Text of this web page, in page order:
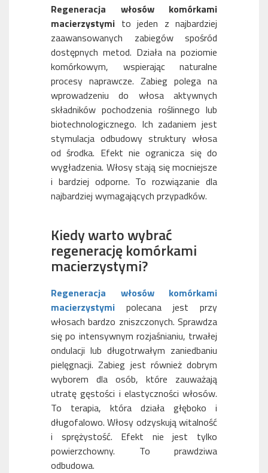
Regeneracja włosów komórkami
macierzystymi to jeden z najbardziej
zaawansowanych zabiegów spośród
dostępnych metod. Działa na poziomie
komórkowym, wspierając naturalne
procesy naprawcze. Zabieg polega na
wprowadzeniu do włosa aktywnych
składników pochodzenia roślinnego lub
biotechnologicznego. Ich zadaniem jest
stymulacja odbudowy struktury włosa
od środka. Efekt nie ogranicza się do
wygładzenia. Włosy stają się mocniejsze
i bardziej odporne. To rozwiązanie dla
najbardziej wymagających przypadków.
Kiedy warto wybrać
regenerację komórkami
macierzystymi?
Regeneracja włosów komórkami
macierzystymi polecana jest przy
włosach bardzo zniszczonych. Sprawdza
się po intensywnym rozjaśnianiu, trwałej
ondulacji lub długotrwałym zaniedbaniu
pielęgnacji. Zabieg jest również dobrym
wyborem dla osób, które zauważają
utratę gęstości i elastyczności włosów.
To terapia, która działa głęboko i
długofalowo. Włosy odzyskują witalność
i sprężystość. Efekt nie jest tylko
powierzchowny. To prawdziwa
odbudowa.